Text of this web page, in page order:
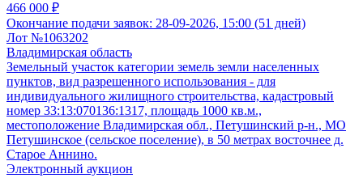
466 000 ₽
Окончание подачи заявок: 28-09-2026, 15:00 (51 дней)
Лот №1063202
Владимирская область
Земельный участок категории земель земли населенных
пунктов, вид разрешенного использования - для
индивидуального жилищного строительства, кадастровый
номер 33:13:070136:1317, площадь 1000 кв.м.,
местоположение Владимирская обл., Петушинский р-н., МО
Петушинское (сельское поселение), в 50 метрах восточнее д.
Старое Аннино.
Электронный аукцион